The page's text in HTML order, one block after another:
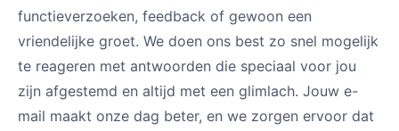
functieverzoeken, feedback of gewoon een
vriendelijke groet. We doen ons best zo snel mogelijk
te reageren met antwoorden die speciaal voor jou
zijn afgestemd en altijd met een glimlach. Jouw e-
mail maakt onze dag beter, en we zorgen ervoor dat